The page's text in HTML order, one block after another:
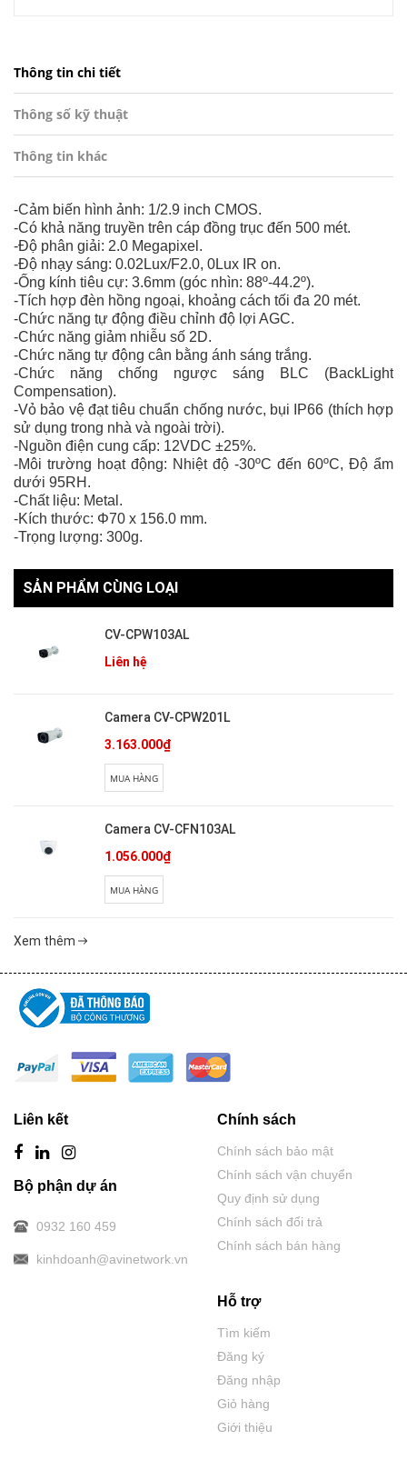
Thông tin chi tiết
Thông số kỹ thuật
Thông tin khác
-Cảm biến hình ảnh: 1/2.9 inch CMOS.
-Có khả năng truyền trên cáp đồng trục đến 500 mét.
-Độ phân giải: 2.0 Megapixel.
-Độ nhạy sáng: 0.02Lux/F2.0, 0Lux IR on.
-Ống kính tiêu cự: 3.6mm (góc nhìn: 88º-44.2º).
-Tích hợp đèn hồng ngoại, khoảng cách tối đa 20 mét.
-Chức năng tự động điều chỉnh độ lợi AGC.
-Chức năng giảm nhiễu số 2D.
-Chức năng tự động cân bằng ánh sáng trắng.
-Chức năng chống ngược sáng BLC (BackLight
Compensation).
-Vỏ bảo vệ đạt tiêu chuẩn chống nước, bụi IP66 (thích hợp
sử dụng trong nhà và ngoài trời).
-Nguồn điện cung cấp: 12VDC ±25%.
-Môi trường hoạt động: Nhiệt độ -30ºC đến 60ºC, Độ ẩm
dưới 95RH.
-Chất liệu: Metal.
-Kích thước: Φ70 x 156.0 mm.
-Trọng lượng: 300g.
SẢN PHẨM CÙNG LOẠI
CV-CPW103AL
Liên hệ
Camera CV-CPW201L
3.163.000₫
MUA HÀNG
Camera CV-CFN103AL
1.056.000₫
MUA HÀNG
Xem thêm
Liên kết
Bộ phận dự án
0932 160 459
kinhdoanh@avinetwork.vn
Chính sách
Chính sách bảo mật
Chính sách vận chuyển
Quy định sử dụng
Chính sách đổi trả
Chính sách bán hàng
Hỗ trợ
Tìm kiếm
Đăng ký
Đăng nhập
Giỏ hàng
Giới thiệu